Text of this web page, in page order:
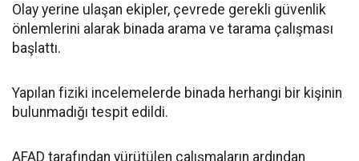
Olay yerine ulaşan ekipler, çevrede gerekli güvenlik
önlemlerini alarak binada arama ve tarama çalışması
başlattı.
Yapılan fiziki incelemelerde binada herhangi bir kişinin
bulunmadığı tespit edildi.
AFAD tarafından yürütülen çalışmaların ardından